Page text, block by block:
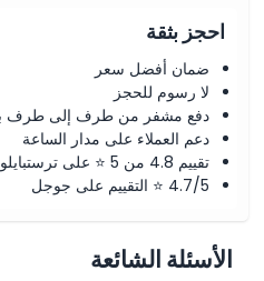
احجز بثقة
ضمان أفضل سعر
لا رسوم للحجز
دفع مشفر من طرف إلى طرف
دعم العملاء على مدار الساعة
تقييم 4.8 من 5 ⭐ على ترستبايلوت
4.7/5 ⭐ التقييم على جوجل
الأسئلة الشائعة